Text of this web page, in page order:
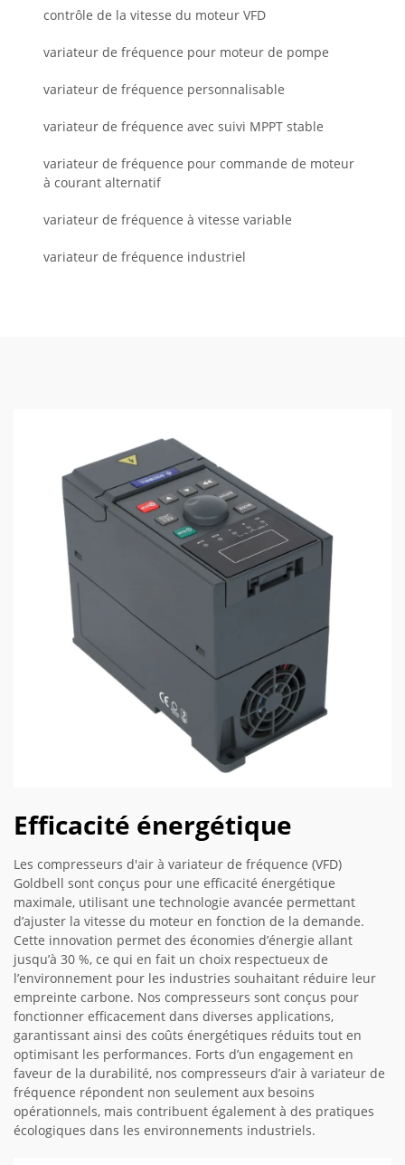
contrôle de la vitesse du moteur VFD
variateur de fréquence pour moteur de pompe
variateur de fréquence personnalisable
variateur de fréquence avec suivi MPPT stable
variateur de fréquence pour commande de moteur
à courant alternatif
variateur de fréquence à vitesse variable
variateur de fréquence industriel
Efficacité énergétique
Les compresseurs d'air à variateur de fréquence (VFD)
Goldbell sont conçus pour une efficacité énergétique
maximale, utilisant une technologie avancée permettant
d’ajuster la vitesse du moteur en fonction de la demande.
Cette innovation permet des économies d’énergie allant
jusqu’à 30 %, ce qui en fait un choix respectueux de
l’environnement pour les industries souhaitant réduire leur
empreinte carbone. Nos compresseurs sont conçus pour
fonctionner efficacement dans diverses applications,
garantissant ainsi des coûts énergétiques réduits tout en
optimisant les performances. Forts d’un engagement en
faveur de la durabilité, nos compresseurs d’air à variateur de
fréquence répondent non seulement aux besoins
opérationnels, mais contribuent également à des pratiques
écologiques dans les environnements industriels.